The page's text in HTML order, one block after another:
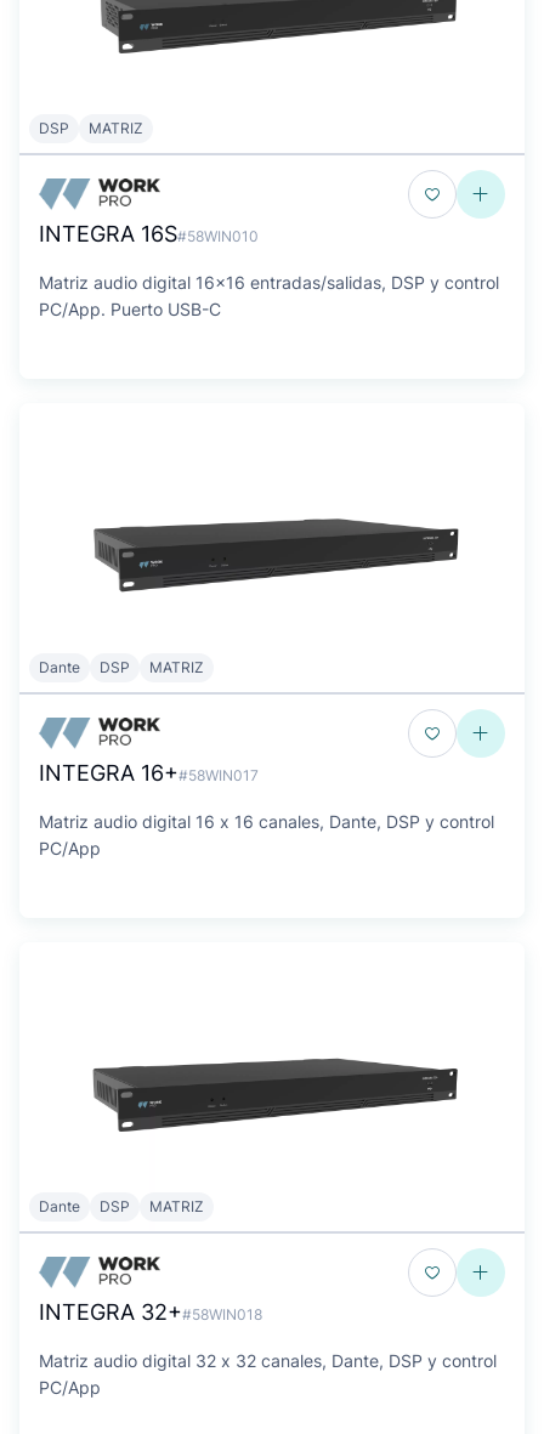
DSP MATRIZ
INTEGRA 16S#58WIN010
Matriz audio digital 16x16 entradas/salidas, DSP y control
PC/App. Puerto USB-C
Dante DSP MATRIZ
INTEGRA 16+#58WIN017
Matriz audio digital 16 x 16 canales, Dante, DSP y control
PC/App
Dante DSP MATRIZ
INTEGRA 32+#58WIN018
Matriz audio digital 32 x 32 canales, Dante, DSP y control
PC/App